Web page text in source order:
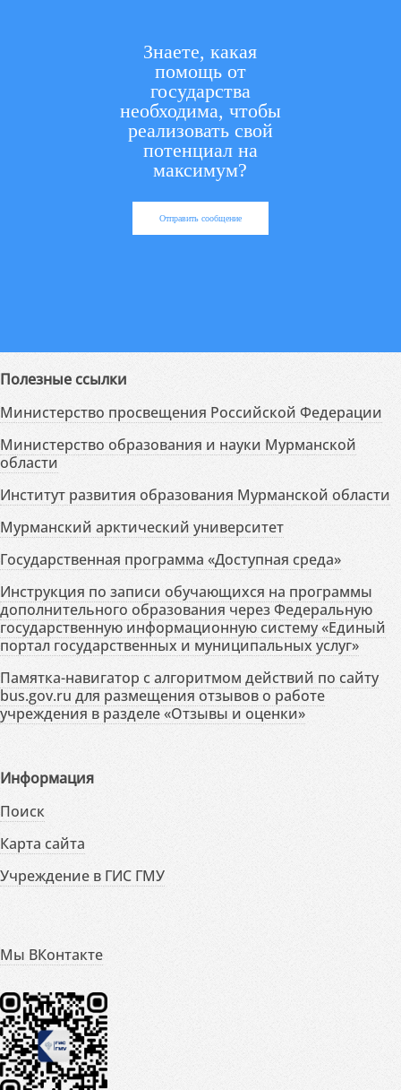
Знаете, какая
помощь от
государства
необходима, чтобы
реализовать свой
потенциал на
максимум?
Отправить сообщение
Полезные ссылки
Министерство просвещения Российской Федерации
Министерство образования и науки Мурманской
области
Институт развития образования Мурманской области
Мурманский арктический университет
Государственная программа «Доступная среда»
Инструкция по записи обучающихся на программы
дополнительного образования через Федеральную
государственную информационную систему «Единый
портал государственных и муниципальных услуг»
Памятка-навигатор с алгоритмом действий по сайту
bus.gov.ru для размещения отзывов о работе
учреждения в разделе «Отзывы и оценки»
Информация
Поиск
Карта сайта
Учреждение в ГИС ГМУ
Мы ВКонтакте